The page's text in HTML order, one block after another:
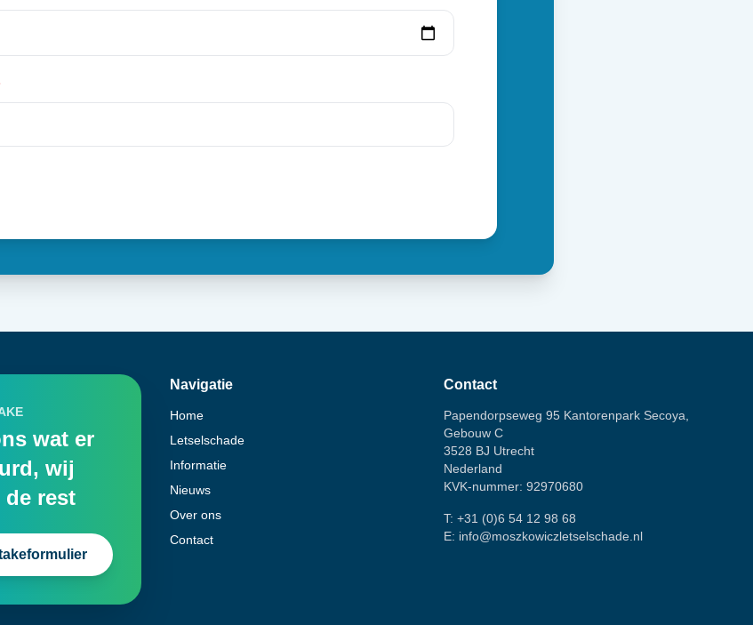
wat er
wij
de rest
Navigatie
Home
Letselschade
Informatie
Nieuws
Over ons
Contact
Contact
Papendorpseweg 95 Kantorenpark Secoya,
Gebouw C
3528 BJ Utrecht
Nederland
KVK-nummer: 92970680
T: +31 (0)6 54 12 98 68
E: info@moszkowiczletselschade.nl